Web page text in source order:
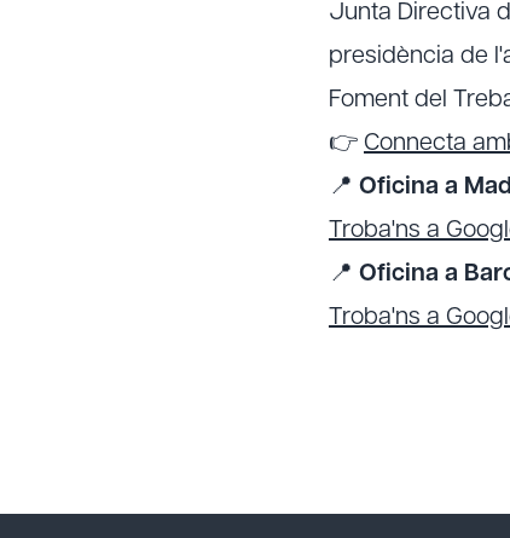
Junta Directiva
presidència de
Foment del
👉 Connecta
📍 Oficina a
Troba'ns a
📍 Oficina a
Troba'ns a